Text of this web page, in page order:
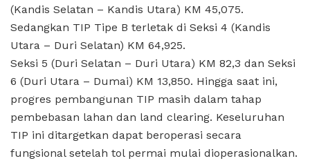
(Kandis Selatan – Kandis Utara) KM 45,075.
Sedangkan TIP Tipe B terletak di Seksi 4 (Kandis
Utara – Duri Selatan) KM 64,925.
Seksi 5 (Duri Selatan – Duri Utara) KM 82,3 dan Seksi
6 (Duri Utara – Dumai) KM 13,850. Hingga saat ini,
progres pembangunan TIP masih dalam tahap
pembebasan lahan dan land clearing. Keseluruhan
TIP ini ditargetkan dapat beroperasi secara
fungsional setelah tol permai mulai dioperasionalkan.